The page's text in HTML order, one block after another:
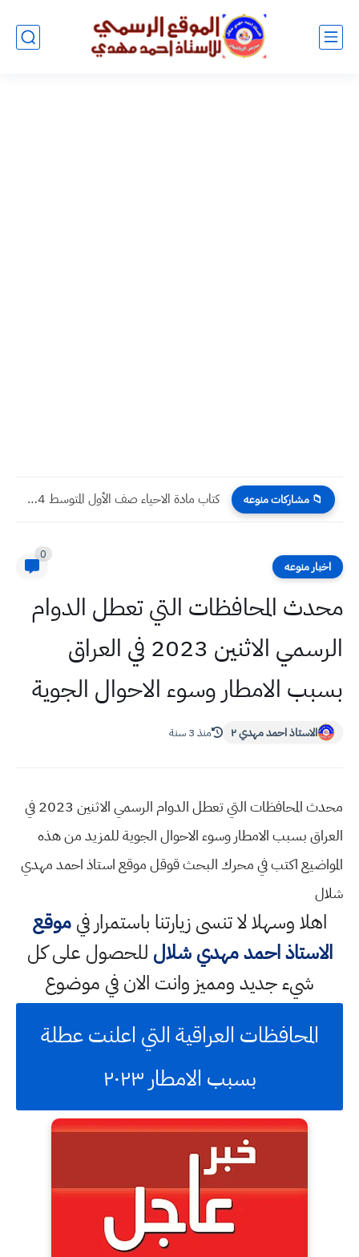
📁 مشاركات منوعه كتاب مادة الاحياء صف الأول المتوسط 2024
اخبار منوعه
0
محدث المحافظات التي تعطل الدوام
الرسمي الاثنين 2023 في العراق
بسبب الامطار وسوء الاحوال الجوية
الاستاذ احمد مهدي ٢ منذ 3 سنة
محدث المحافظات التي تعطل الدوام الرسمي الاثنين 2023 في
العراق بسبب الامطار وسوء الاحوال الجوية للمزيد من هذه
المواضيع اكتب في محرك البحث قوقل موقع استاذ احمد مهدي
شلال
اهلا وسهلالا تنسى زيارتنا باستمرار فيموقع
الاستاذ احمد مهدي شلال للحصول على كل
شيء جديد ومميز وانت الان في موضوع
المحافظات العراقية التي اعلنت عطلة
بسبب الامطار ٢٠٢٣